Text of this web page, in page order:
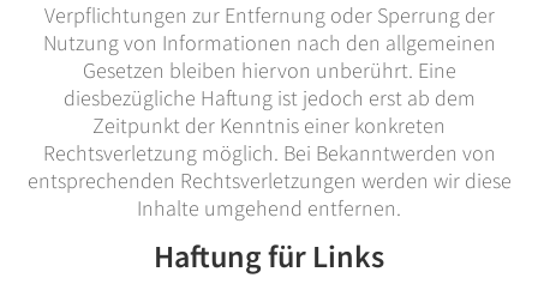
Verpflichtungen zur Entfernung oder Sperrung der
Nutzung von Informationen nach den allgemeinen
Gesetzen bleiben hiervon unberührt. Eine
diesbezügliche Haftung ist jedoch erst ab dem
Zeitpunkt der Kenntnis einer konkreten
Rechtsverletzung möglich. Bei Bekanntwerden von
entsprechenden Rechtsverletzungen werden wir diese
Inhalte umgehend entfernen.
Haftung für Links